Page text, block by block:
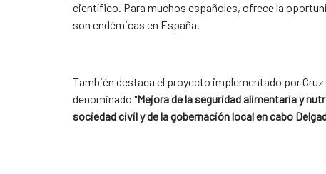
científico. Para muchos españoles, ofrece la
son endémicas en España.
También destaca el proyecto implementado por
denominado "Mejora de la seguridad alimentaria y
sociedad civil y de la gobernación local en cabo